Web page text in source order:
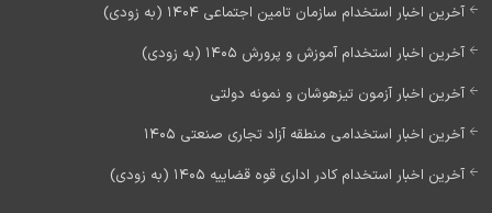
آخرین اخبار استخدام سازمان تامین اجتماعی 1404 (به زودی)
آخرین اخبار استخدام آموزش و پرورش 1405 (به زودی)
آخرین اخبار آزمون تیزهوشان و نمونه دولتی
آخرین اخبار استخدامی منطقه آزاد تجاری صنعتی 1405
آخرین اخبار استخدام کادر اداری قوه قضاییه 1405 (به زودی)